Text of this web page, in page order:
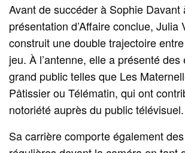
Avant de succéder à Sophie Davant
présentation d’Affaire conclue, Julia
construit une double trajectoire
jeu. À l’antenne, elle a présenté des
grand public telles que Les
Pâtissier ou Télématin, qui ont
notoriété auprès du public télévisuel.
Sa carrière comporte également